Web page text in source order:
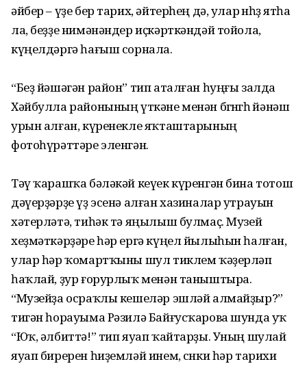
әйбер – үҙе бер тарих, әйтерһең дә, улар өнһөҙ ятһа
ла, беҙҙе нимәнәндер иҫкәрткәндәй тойола,
күңелдәргә һағыш сорнала.
“Беҙ йәшәгән район” тип аталған һуңғы залда
Хәйбулла районының үткәне менән бөгөнгөһө йәнәш
урын алған, күренекле яҡташтарының
фотоһүрәттәре эленгән.
Тәү ҡарашҡа бәләкәй кеүек күренгән бина тотош
дәүерҙәрҙе үҙ эсенә алған хазиналар утрауын
хәтерләтә, тиһәк тә яңы­лыш булмаҫ. Музей
хеҙмәт­кәрҙәре һәр ергә күңел йылыһын һалған,
улар һәр ҡомартҡыны шул тиклем ҡәҙерләп
һаҡлай, ҙур ғорурлыҡ менән таныштыра.
“Музейҙа осраҡлы кешеләр эш­ләй алмайҙыр?”
тигән һора­уыма Рәзилә Байғусҡарова шунда уҡ
“Юҡ, әлбиттә!” тип яуап ҡай­тарҙы. Уның шулай
яуап биререн һиҙемләй инем, сөнки һәр тарихи